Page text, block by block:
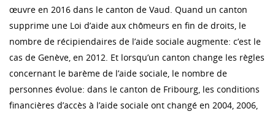
œuvre en 2016 dans le canton de Vaud. Quand un canton
supprime une Loi d’aide aux chômeurs en fin de droits, le
nombre de récipiendaires de l’aide sociale augmente: c’est le
cas de Genève, en 2012. Et lorsqu’un canton change les règles
concernant le barème de l’aide sociale, le nombre de
personnes évolue: dans le canton de Fribourg, les conditions
financières d’accès à l’aide sociale ont changé en 2004, 2006,